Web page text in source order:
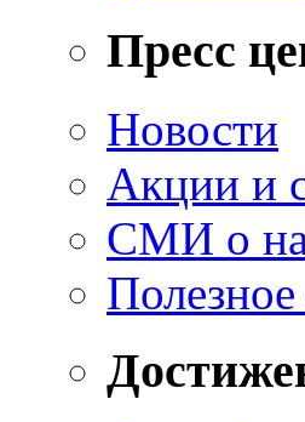
Пресс
Новости
Акции и
СМИ о